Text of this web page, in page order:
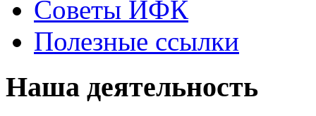
Советы ИФК
Полезные ссылки
Наша деятельность